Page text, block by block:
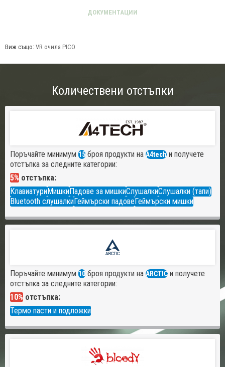
Виж също: VR очила PICO
Количествени отстъпки
Поръчайте минимум 15 броя продукти на A4tech и получете
отстъпка за следните категории:
5% отстъпка:
КлавиатуриМишкиПадове за мишкиСлушалкиСлушалки (тапи)
Bluetooth слушалкиГеймърски падовеГеймърски мишки
Поръчайте минимум 10 броя продукти на ARCTIC и получете
отстъпка за следните категории:
10% отстъпка:
Термо пасти и подложки